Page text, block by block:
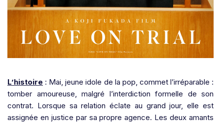
L’histoire : Mai, jeune idole de la pop, commet l’irréparable :
tomber amoureuse, malgré l’interdiction formelle de son
contrat. Lorsque sa relation éclate au grand jour, elle est
assignée en justice par sa propre agence. Les deux amants